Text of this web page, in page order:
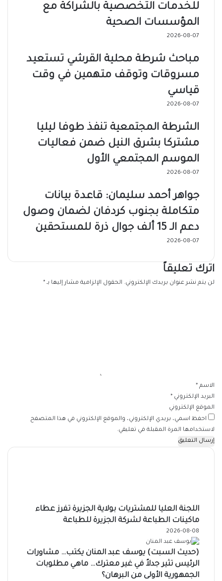
للخدمات التخصصية بالشراكة مع
المؤسسات الصحية
2026-08-07
مباحث شرطة محلية القرشي تستعيد
مسروقات وتوقف متهمين في وقت
قياسي
2026-08-07
الشرطة المجتمعية تنفذ طوفا ليليا
مشتركا بشرق النيل ضمن فعاليات
الموسم المجتمعي الأول
2026-08-07
جواهر أحمد سليمان: قاعدة بيانات
متكاملة بجنوب كردفان لضمان وصول
دعم الـ 15 ألف جوال ذرة للمستحقين
2026-08-07
اترك تعليقاً
لن يتم نشر عنوان بريدك الإلكتروني. الحقول الإلزامية مشار إليها بـ *
الاسم *
البريد الإلكتروني *
الموقع الإلكتروني
احفظ اسمي، بريدي الإلكتروني، والموقع الإلكتروني في هذا المتصفح
لاستخدامها المرة المقبلة في تعليقي.
اللجنة العليا للمشتريات بولاية الجزيرة تفرز عطاء
ماكينات الطباعة لشركة الجزيرة للطباعة
2026-08-08
(حديث السبت) يوسف عبد المنان يكتب… مشاورات
الرئيس تثير جدلاً في غير معترك… ماهي مطلوبات
الجمهورية الأولى من البرهان؟